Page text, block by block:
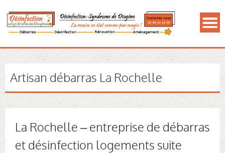
Artisan débarras La Rochelle
La Rochelle – entreprise de débarras
et désinfection logements suite